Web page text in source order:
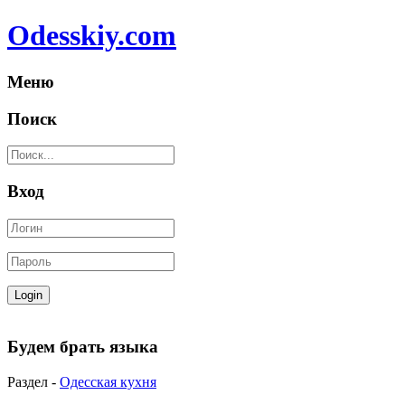
Odesskiy.com
Меню
Поиск
Вход
Будем брать языка
Раздел - Одесская кухня